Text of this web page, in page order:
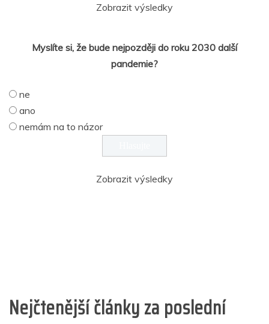
Zobrazit výsledky
Myslíte si, že bude nejpozději do roku 2030 další
pandemie?
ne
ano
nemám na to názor
Zobrazit výsledky
Nejčtenější články za poslední